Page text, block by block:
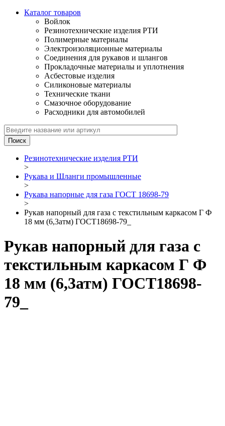
Каталог товаров
Войлок
Резинотехнические изделия РТИ
Полимерные материалы
Электроизоляционные материалы
Соединения для рукавов и шлангов
Прокладочные материалы и уплотнения
Асбестовые изделия
Силиконовые материалы
Технические ткани
Смазочное оборудование
Расходники для автомобилей
Резинотехнические изделия РТИ
>
Рукава и Шланги промышленные
>
Рукава напорные для газа ГОСТ 18698-79
>
Рукав напорный для газа с текстильным каркасом Г Ф
18 мм (6,3атм) ГОСТ18698-79_
Рукав напорный для газа с
текстильным каркасом Г Ф
18 мм (6,3атм) ГОСТ18698-
79_